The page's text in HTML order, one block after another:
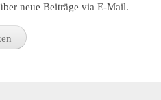
neue Beiträge via E-Mail.